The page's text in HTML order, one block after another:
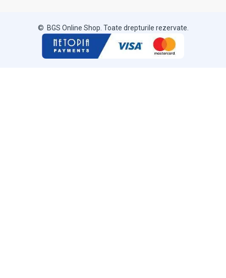
© BGS Online Shop. Toate drepturile rezervate.